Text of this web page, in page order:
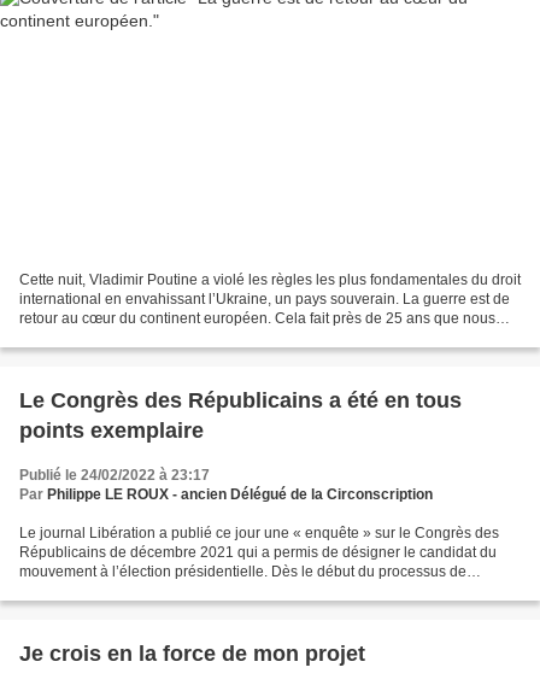
Cette nuit, Vladimir Poutine a violé les règles les plus fondamentales du droit
international en envahissant l’Ukraine, un pays souverain. La guerre est de
retour au cœur du continent européen. Cela fait près de 25 ans que nous
Le Congrès des Républicains a été en tous
points exemplaire
Publié le 24/02/2022 à 23:17
Par Philippe LE ROUX - ancien Délégué de la Circonscription
Le journal Libération a publié ce jour une « enquête » sur le Congrès des
Républicains de décembre 2021 qui a permis de désigner le candidat du
mouvement à l’élection présidentielle. Dès le début du processus de
Je crois en la force de mon projet